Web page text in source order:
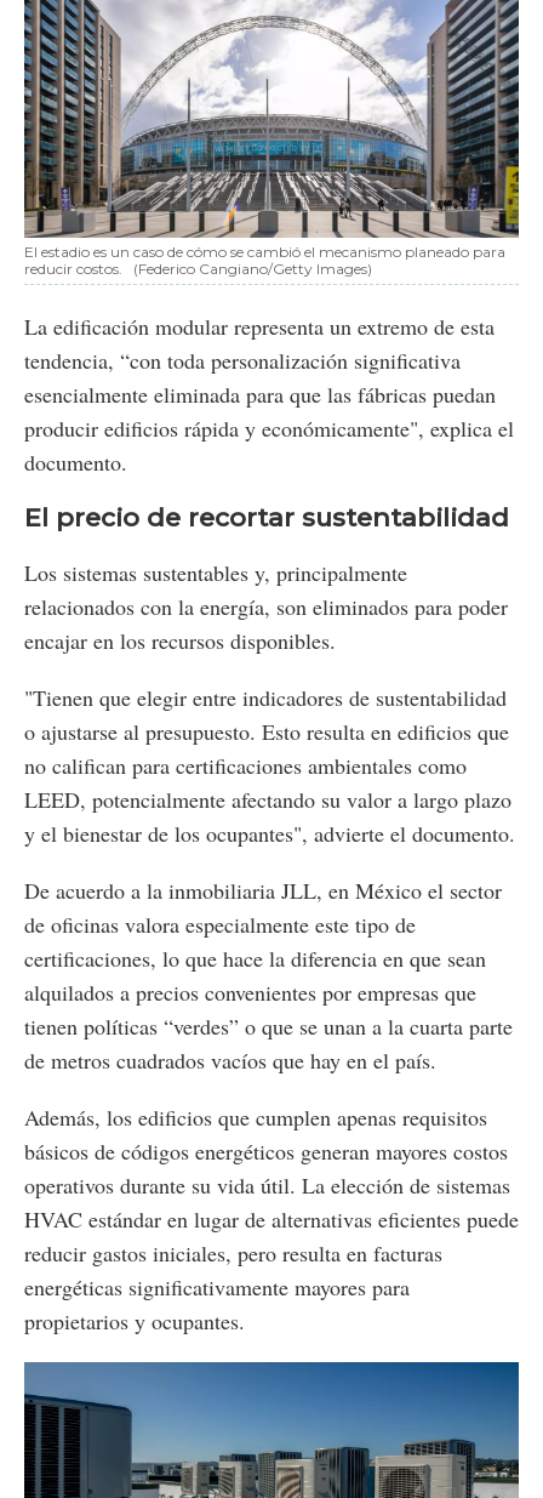
El estadio es un caso de cómo se cambió el mecanismo planeado para
reducir costos.
(Federico Cangiano/Getty Images)
La edificación modular representa un extremo de esta
tendencia, “con toda personalización significativa
esencialmente eliminada para que las fábricas puedan
producir edificios rápida y económicamente", explica el
documento.
El precio de recortar sustentabilidad
Los sistemas sustentables y, principalmente
relacionados con la energía, son eliminados para poder
encajar en los recursos disponibles.
"Tienen que elegir entre indicadores de sustentabilidad
o ajustarse al presupuesto. Esto resulta en edificios que
no califican para certificaciones ambientales como
LEED, potencialmente afectando su valor a largo plazo
y el bienestar de los ocupantes", advierte el documento.
De acuerdo a la inmobiliaria JLL, en México el sector
de oficinas valora especialmente este tipo de
certificaciones, lo que hace la diferencia en que sean
alquilados a precios convenientes por empresas que
tienen políticas “verdes” o que se unan a la cuarta parte
de metros cuadrados vacíos que hay en el país.
Además, los edificios que cumplen apenas requisitos
básicos de códigos energéticos generan mayores costos
operativos durante su vida útil. La elección de sistemas
HVAC estándar en lugar de alternativas eficientes puede
reducir gastos iniciales, pero resulta en facturas
energéticas significativamente mayores para
propietarios y ocupantes.